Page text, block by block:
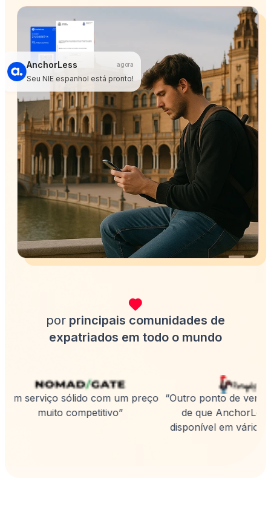
AnchorLess agora
Seu NIE espanhol está pronto!
por principais comunidades de
expatriados em todo o mundo
serviço sólido com um preço
muito competitivo”
“Outro ponto de
de que AnchorLess
disponível em vários